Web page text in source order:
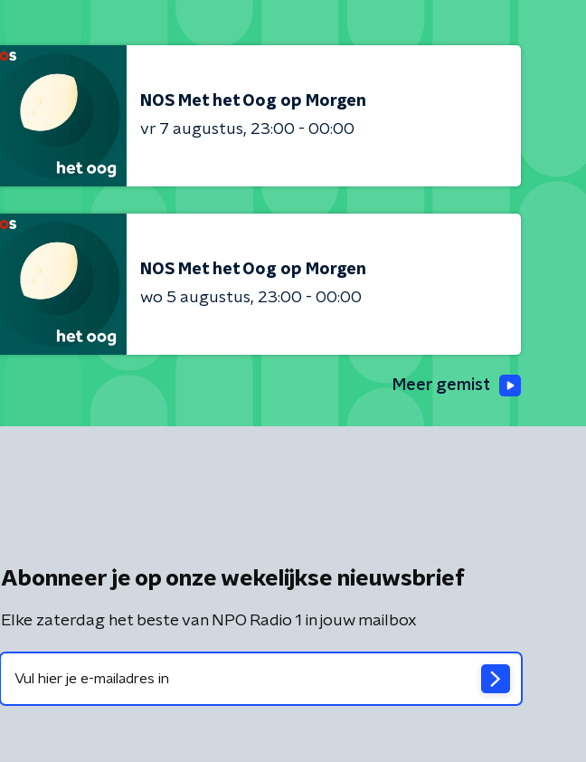
NOS Met het Oog op Morgen
vr 7 augustus 23:00 - 00:00
NOS Met het Oog op Morgen
wo 5 augustus 23:00 - 00:00
Meer gemist
Abonneer je op onze wekelijkse nieuwsbrief
Elke zaterdag het beste van NPO Radio 1 in jouw mailbox